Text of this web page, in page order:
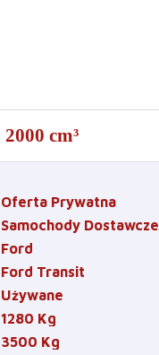
2000 cm³
Oferta Prywatna
Samochody Dostawcze
Ford
Ford Transit
Używane
1280 Kg
3500 Kg